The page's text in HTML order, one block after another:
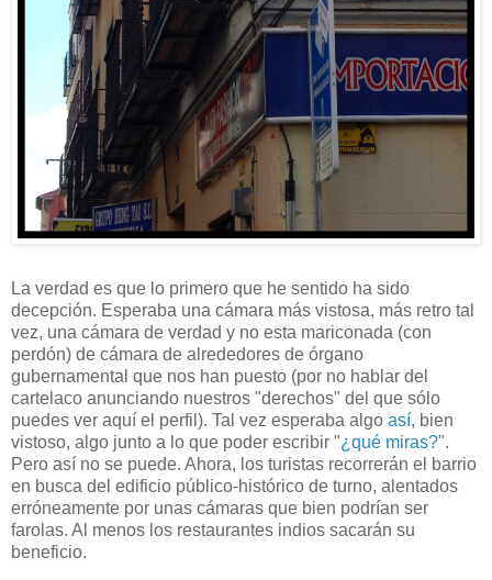
La verdad es que lo primero que he sentido ha sido
decepción. Esperaba una cámara más vistosa, más retro tal
vez, una cámara de verdad y no esta mariconada (con
perdón) de cámara de alrededores de órgano
gubernamental que nos han puesto (por no hablar del
cartelaco anunciando nuestros "derechos" del que sólo
puedes ver aquí el perfil). Tal vez esperaba algo así, bien
vistoso, algo junto a lo que poder escribir "¿qué miras?".
Pero así no se puede. Ahora, los turistas recorrerán el barrio
en busca del edificio público-histórico de turno, alentados
erróneamente por unas cámaras que bien podrían ser
farolas. Al menos los restaurantes indios sacarán su
beneficio.